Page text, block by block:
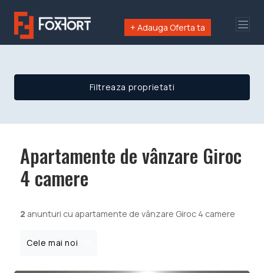
+ Adauga Oferta ta
Filtreaza proprietati
Apartamente de vânzare Giroc
4 camere
2 anunturi cu apartamente de vânzare Giroc 4 camere
Cele mai noi